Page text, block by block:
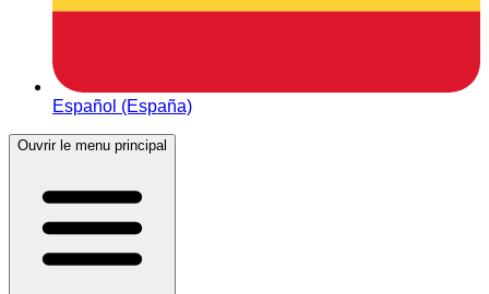
Español (España)
Ouvrir le menu principal